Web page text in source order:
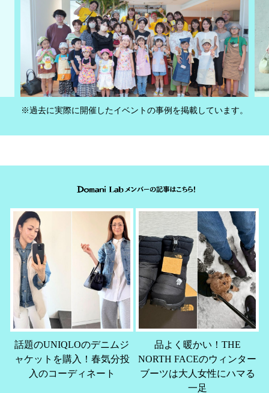
※過去に実際に開催したイベントの事例を掲載しています。
話題のUNIQLOのデニムジ
ャケットを購入！春気分投
入のコーディネート
品よく暖かい！THE
NORTH FACEのウィンター
ブーツは大人女性にハマる
一足